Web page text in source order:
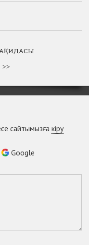
>>
сайтымызға кіру
Google